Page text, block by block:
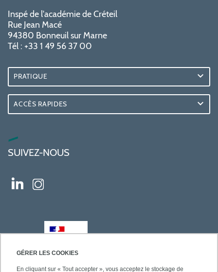
GÉRER LES COOKIES
En cliquant sur « Tout accepter », vous acceptez le stockage de
Inspé de l'académie de Créteil
Rue Jean Macé
94380 Bonneuil sur Marne
Tél : +33 1 49 56 37 00
PRATIQUE
ACCÈS RAPIDES
SUIVEZ-NOUS